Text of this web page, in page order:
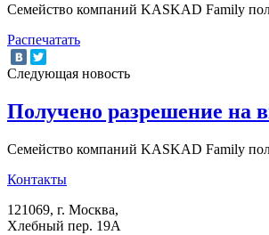
Семейство компаний KASKAD Family
Распечатать
Следующая новость
Получено разрешение на
Семейство компаний KASKAD Family
Контакты
121069, г. Москва,
Хлебный пер. 19А